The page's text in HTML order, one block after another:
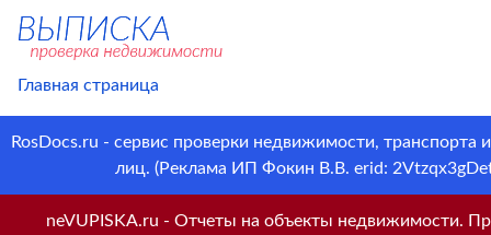
Главная страница
RosDocs.ru - сервис проверки недвижимости, транспорта
лиц. (Реклама ИП Фокин В.В. erid:
neVUPISKA.ru - Отчеты на объекты недвижимости.